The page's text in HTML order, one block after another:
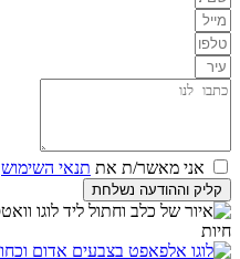
אני מאשר/ת את תנאי השימוש
קליק וההודעה נשלחת